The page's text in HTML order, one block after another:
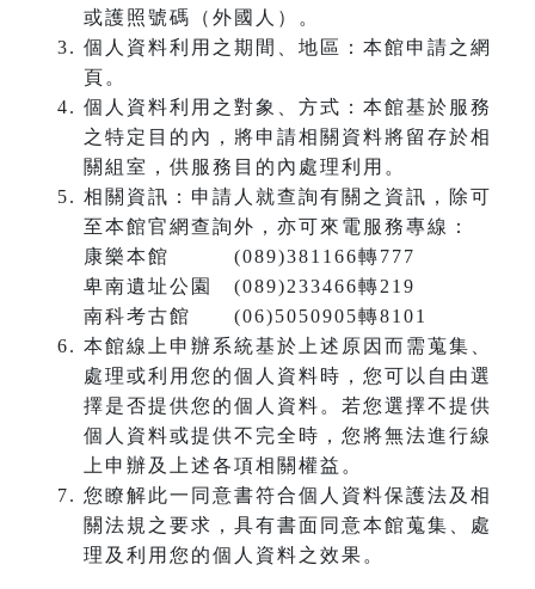
或護照號碼（外國人）。
個人資料利用之期間、地區：本館申請之網
頁。
個人資料利用之對象、方式：本館基於服務
之特定目的內，將申請相關資料將留存於相
關組室，供服務目的內處理利用。
相關資訊：申請人就查詢有關之資訊，除可
至本館官網查詢外，亦可來電服務專線：
康樂本館 (089)381166轉777
卑南遺址公園 (089)233466轉219
南科考古館 (06)5050905轉8101
本館線上申辦系統基於上述原因而需蒐集、
處理或利用您的個人資料時，您可以自由選
擇是否提供您的個人資料。若您選擇不提供
個人資料或提供不完全時，您將無法進行線
上申辦及上述各項相關權益。
您瞭解此一同意書符合個人資料保護法及相
關法規之要求，具有書面同意本館蒐集、處
理及利用您的個人資料之效果。